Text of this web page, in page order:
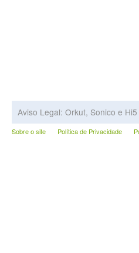
Aviso Legal: Orkut, Sonico e
Sobre o site Política de Privacidade